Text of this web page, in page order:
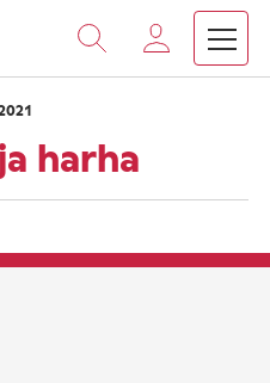
Totuus ja harha
harha